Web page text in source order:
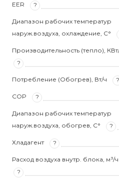
EER ?
Диапазон рабочих температур
наруж.воздуха, охлаждение, С°
Производительность (тепло),
?
Потребление (Обогрев), Вт/ч ?
COP ?
Диапазон рабочих температур
наруж.воздуха, обогрев, С°
?
Хладагент ?
Расход воздуха внутр. блока, м³/ч
?